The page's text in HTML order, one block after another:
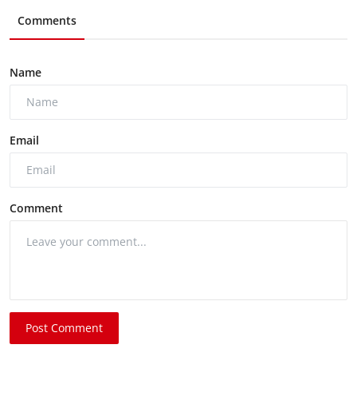
Comments
Name
Email
Comment
Post Comment